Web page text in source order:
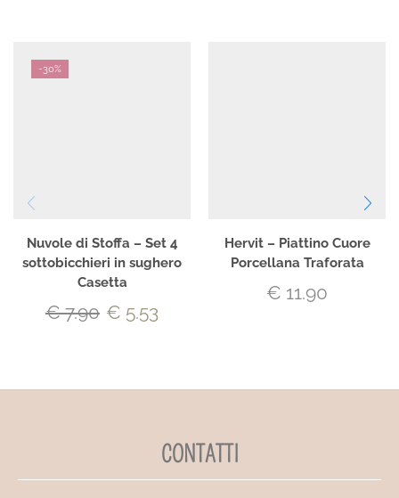
-30%
Nuvole di Stoffa – Set 4
sottobicchieri in sughero
Casetta
€7.90 € 5.53
Hervit – Piattino Cuore
Porcellana Traforata
€ 11.90
CONTATTI